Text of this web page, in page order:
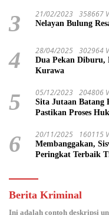
3 21/02/2023 358667
Nelayan Bulung
4 28/04/2025 302964
Dua Pekan Diburu,
Kurawa
5 05/12/2023 204806
Sita Jutaan Batang
Pastikan Proses
6 20/11/2025 160115
Membanggakan,
Peringkat Terbaik
Berita Kriminal
Ini adalah contoh deskripsi